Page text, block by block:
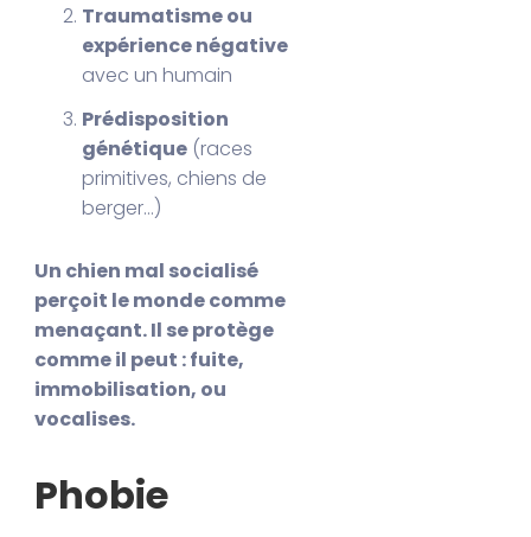
Traumatisme ou
expérience négative
avec un humain
Prédisposition
génétique (races
primitives, chiens de
berger…)
Un chien mal socialisé
perçoit le monde comme
menaçant. Il se protège
comme il peut : fuite,
immobilisation, ou
vocalises.
Phobie